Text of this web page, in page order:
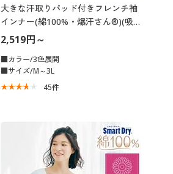
大きな汗取りパッド付きフレンチ袖
インナー(綿100%・爆汗さん®)(吸
汗速乾・抗菌防臭)
2,519円～
■カラー/3色展開
■サイズ/M～3L
45件